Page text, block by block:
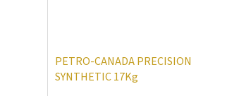
PETRO-CANADA PRECISION
SYNTHETIC 17Kg